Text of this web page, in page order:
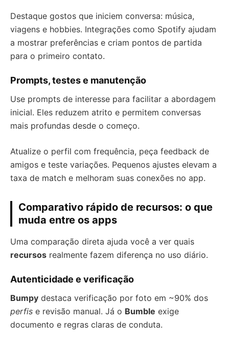
Destaque gostos que iniciem conversa: música,
viagens e hobbies. Integrações como Spotify ajudam
a mostrar preferências e criam pontos de partida
para o primeiro contato.
Prompts, testes e manutenção
Use prompts de interesse para facilitar a abordagem
inicial. Eles reduzem atrito e permitem conversas
mais profundas desde o começo.
Atualize o perfil com frequência, peça feedback de
amigos e teste variações. Pequenos ajustes elevam a
taxa de match e melhoram suas conexões no app.
Comparativo rápido de recursos: o que
muda entre os apps
Uma comparação direta ajuda você a ver quais
recursos realmente fazem diferença no uso diário.
Autenticidade e verificação
Bumpy destaca verificação por foto em ~90% dos
perfis e revisão manual. Já o Bumble exige
documento e regras claras de conduta.